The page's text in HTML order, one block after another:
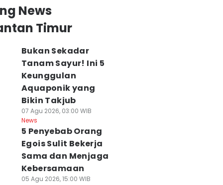
News
Timur
Bukan Sekadar
Tanam Sayur! Ini 5
Keunggulan
Aquaponik yang
Bikin Takjub
07 Agu 2026, 03:00 WIB
News
5 Penyebab Orang
Egois Sulit Bekerja
Sama dan Menjaga
Kebersamaan
05 Agu 2026, 15:00 WIB